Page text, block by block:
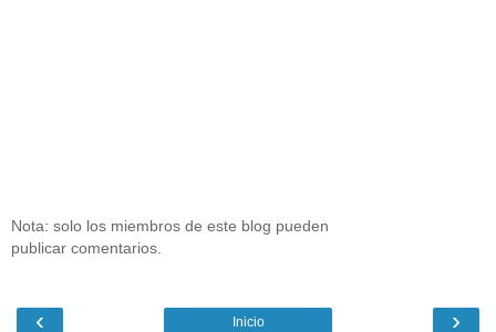
Nota: solo los miembros de este blog pueden
publicar comentarios.
‹ ›
Inicio